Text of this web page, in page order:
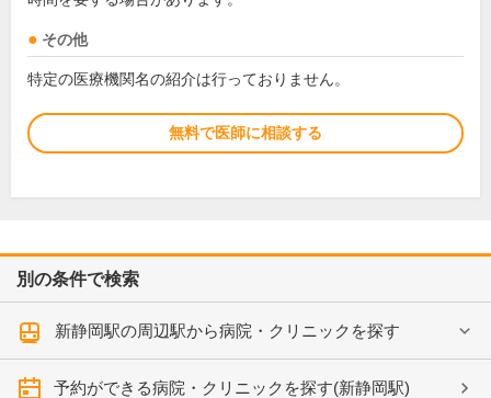
その他
特定の医療機関名の紹介は行っておりません。
無料で医師に相談する
別の条件で検索
新静岡駅の周辺駅から病院・クリニックを探す
予約ができる病院・クリニックを探す(新静岡駅)